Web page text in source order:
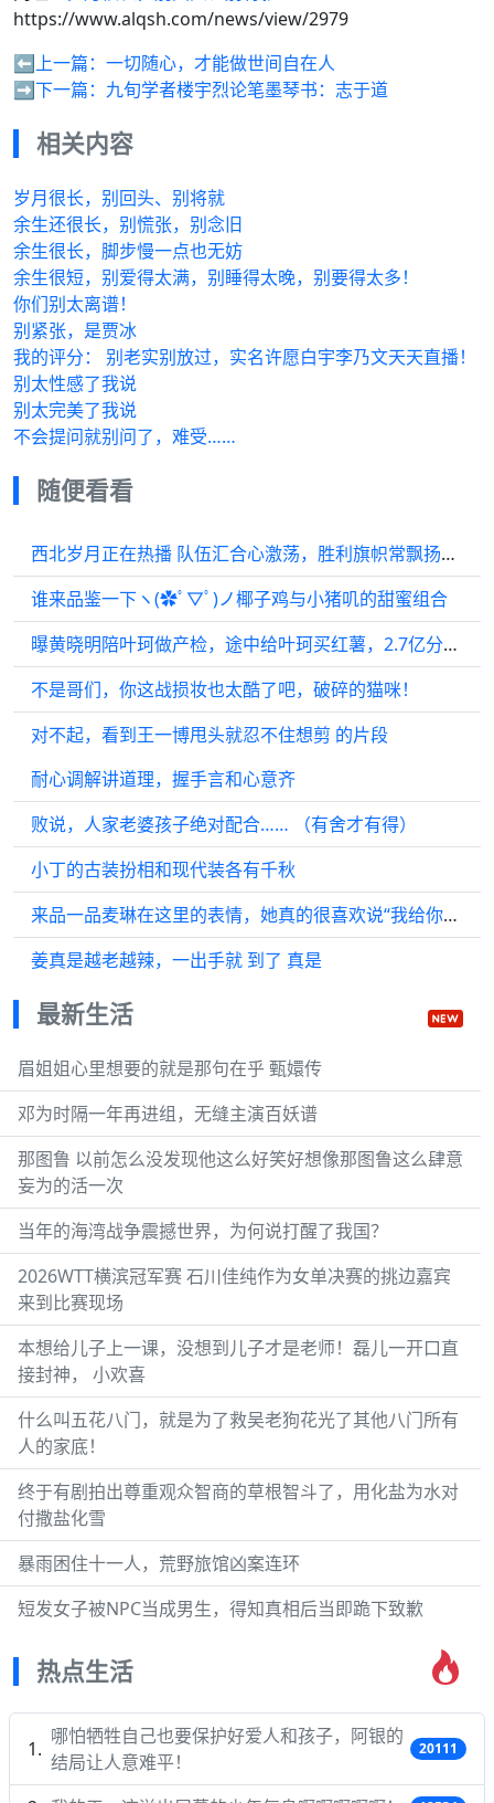
https://www.alqsh.com/news/view/2979
⬅️上一篇： 一切随心，才能做世间自在人
➡️下一篇： 九旬学者楼宇烈论笔墨琴书：志于道
相关内容
岁月很长，别回头、别将就
余生还很长，别慌张，别念旧
余生很长，脚步慢一点也无妨
余生很短，别爱得太满，别睡得太晚，别要得太多！
你们别太离谱！
别紧张，是贾冰
我的评分： 别老实别放过，实名许愿白宇李乃文天天直播！
别太性感了我说
别太完美了我说
不会提问就别问了，难受……
随便看看
西北岁月正在热播 队伍汇合心激荡，胜利旗帜常飘扬。西北岁月
谁来品鉴一下ヽ(✿ﾟ▽ﾟ)ノ椰子鸡与小猪叽的甜蜜组合
曝黄晓明陪叶珂做产检，途中给叶珂买红薯，2.7亿分手费消息不实
不是哥们，你这战损妆也太酷了吧，破碎的猫咪！
对不起，看到王一博甩头就忍不住想剪 的片段
耐心调解讲道理，握手言和心意齐
败说，人家老婆孩子绝对配合…… （有舍才有得）
小丁的古装扮相和现代装各有千秋
来品一品麦琳在这里的表情，她真的很喜欢说“我给你讲”、“你知道吗？”
姜真是越老越辣，一出手就 到了 真是
最新生活
眉姐姐心里想要的就是那句在乎 甄嬛传
邓为时隔一年再进组，无缝主演百妖谱
那图鲁 以前怎么没发现他这么好笑好想像那图鲁这么肆意
妄为的活一次
当年的海湾战争震撼世界，为何说打醒了我国？
2026WTT横滨冠军赛 石川佳纯作为女单决赛的挑边嘉宾
来到比赛现场
本想给儿子上一课，没想到儿子才是老师！磊儿一开口直
接封神， 小欢喜
什么叫五花八门，就是为了救吴老狗花光了其他八门所有
人的家底！
终于有剧拍出尊重观众智商的草根智斗了，用化盐为水对
付撒盐化雪
暴雨困住十一人，荒野旅馆凶案连环
短发女子被NPC当成男生，得知真相后当即跪下致歉
热点生活
哪怕牺牲自己也要保护好爱人和孩子，阿银的
结局让人意难平！
20111